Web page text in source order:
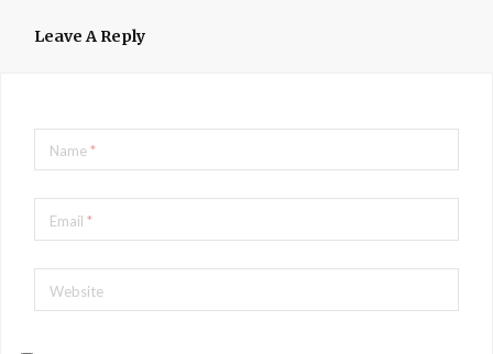
Leave A Reply
Name*
Email *
Website